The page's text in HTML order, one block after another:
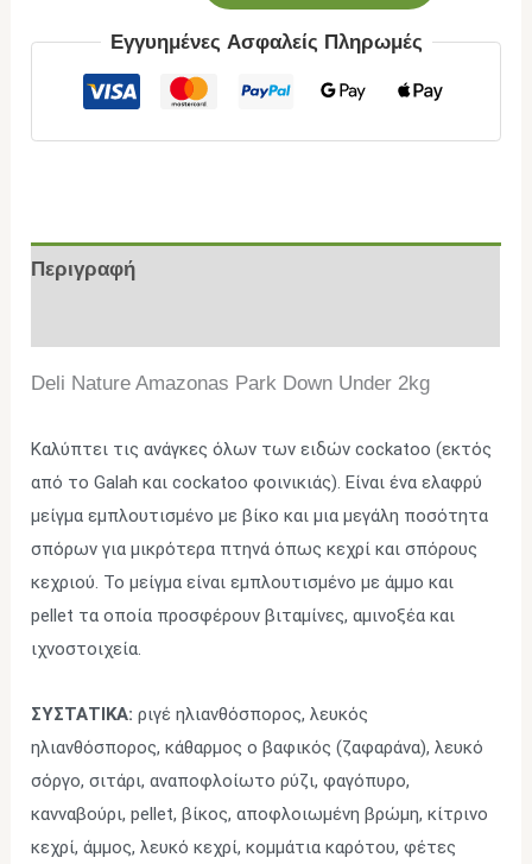
Εγγυημένες Ασφαλείς Πληρωμές
Περιγραφή
Deli Nature Amazonas Park Down Under 2kg
Καλύπτει τις ανάγκες όλων των ειδών cockatoo (εκτός
από το Galah και cockatoo φοινικιάς). Είναι ένα ελαφρύ
μείγμα εμπλουτισμένο με βίκο και μια μεγάλη ποσότητα
σπόρων για μικρότερα πτηνά όπως κεχρί και σπόρους
κεχριού. Το μείγμα είναι εμπλουτισμένο με άμμο και
pellet τα οποία προσφέρουν βιταμίνες, αμινοξέα και
ιχνοστοιχεία.
ΣΥΣΤΑΤΙΚΑ:ριγέ ηλιανθόσπορος, λευκός
ηλιανθόσπορος, κάθαρμος ο βαφικός (ζαφαράνα), λευκό
σόργο, σιτάρι, αναποφλοίωτο ρύζι, φαγόπυρο,
κανναβούρι, pellet, βίκος, αποφλοιωμένη βρώμη, κίτρινο
κεχρί, άμμος, λευκό κεχρί, κομμάτια καρότου, φέτες